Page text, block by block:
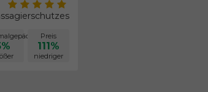
Preis
111%
niedriger